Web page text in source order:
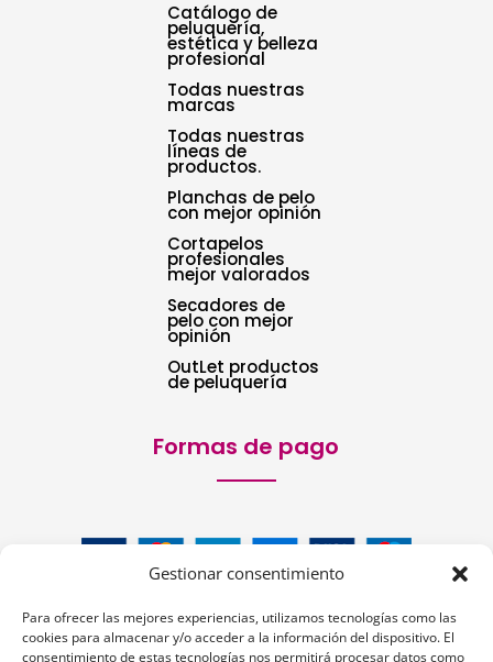
Gestionar consentimiento
Para ofrecer las mejores experiencias, utilizamos tecnologías como las
cookies para almacenar y/o acceder a la información del dispositivo. El
consentimiento de estas tecnologías nos permitirá procesar datos como
Catálogo de
peluquería,
estética y belleza
profesional
Todas nuestras
marcas
Todas nuestras
líneas de
productos.
Planchas de pelo
con mejor opinión
Cortapelos
profesionales
mejor valorados
Secadores de
pelo con mejor
opinión
OutLet productos
de peluquería
Formas de pago